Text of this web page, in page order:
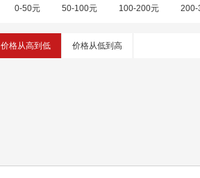
0-50元 50-100元 100-200元 200-
价格从高到低 价格从低到高